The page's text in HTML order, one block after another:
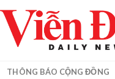
THÔNG BÁO CỘNG ĐỒNG